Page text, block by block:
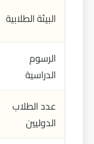
البيئة الطلابية
الرسوم
الدراسية
عدد الطلاب
الدوليين